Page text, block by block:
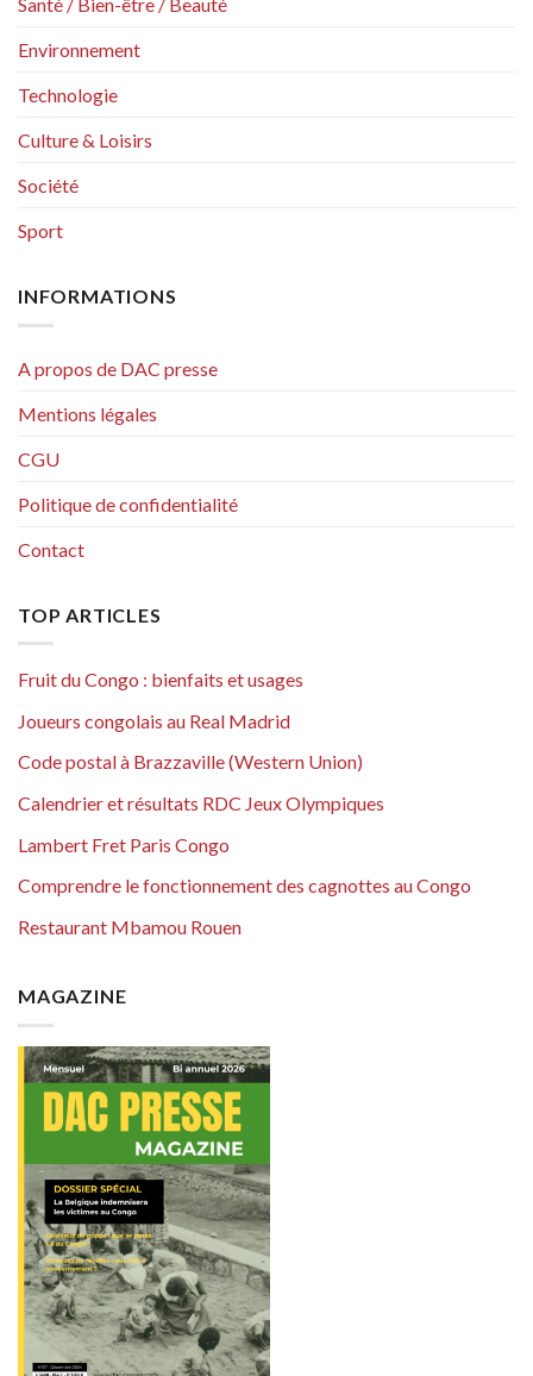
Environnement
Technologie
Culture & Loisirs
Société
Sport
INFORMATIONS
A propos de DAC presse
Mentions légales
CGU
Politique de confidentialité
Contact
TOP ARTICLES
Fruit du Congo : bienfaits et usages
Joueurs congolais au Real Madrid
Code postal à Brazzaville (Western Union)
Calendrier et résultats RDC Jeux Olympiques
Lambert Fret Paris Congo
Comprendre le fonctionnement des cagnottes au Congo
Restaurant Mbamou Rouen
MAGAZINE